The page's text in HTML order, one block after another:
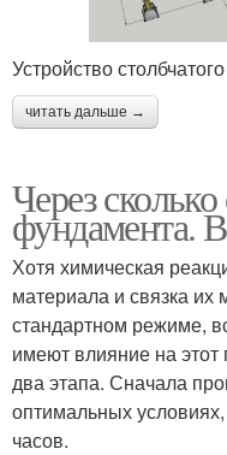
Устройство
читать дальше →
Через
фундамента.
Хотя химическая
материала и связка их
стандартном режиме,
имеют влияние на этот
два этапа. Сначала
оптимальных
часов.